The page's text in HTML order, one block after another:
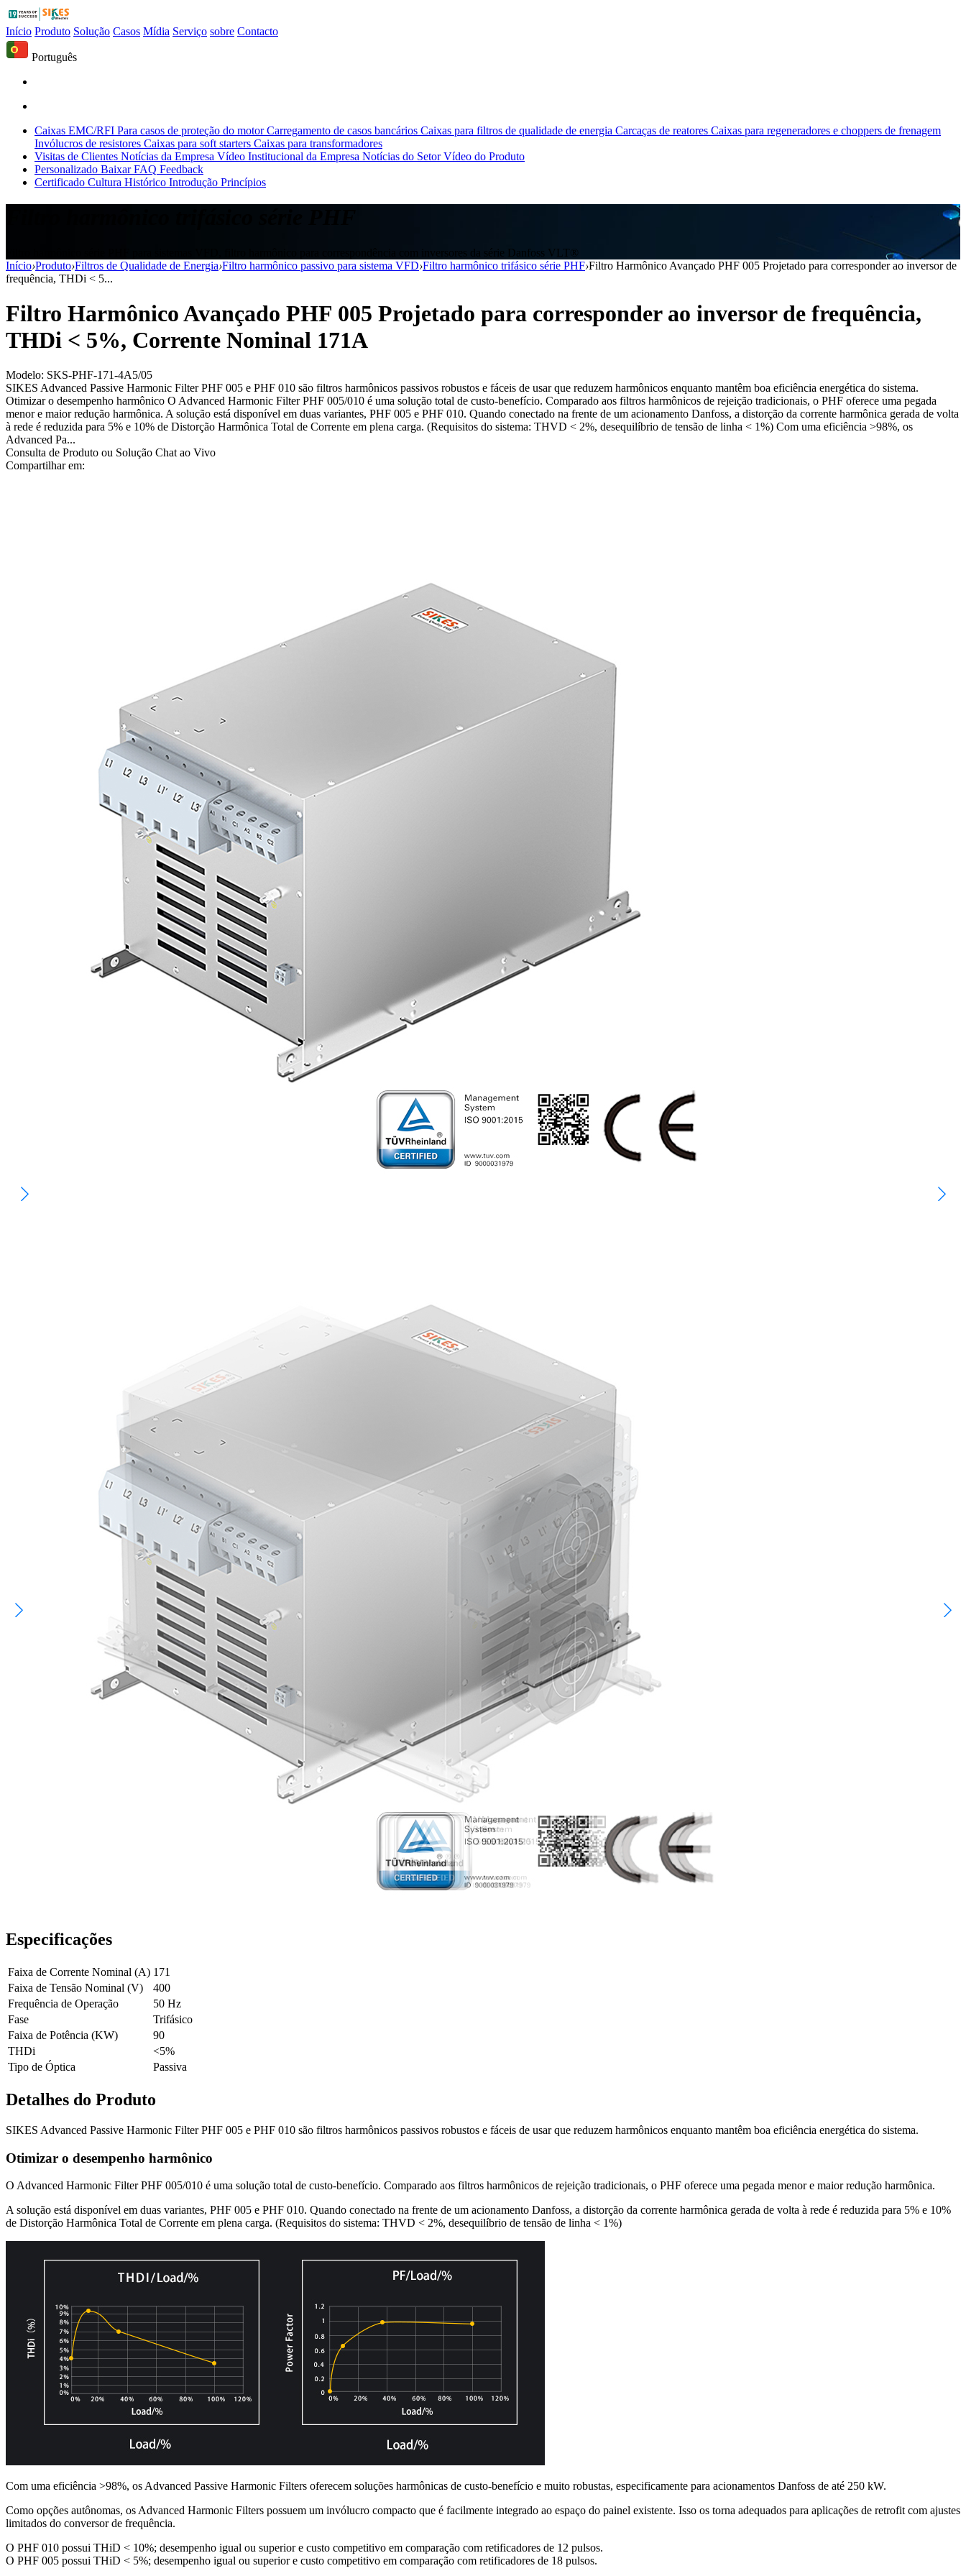
Início Produto Solução Casos Mídia Serviço sobre Contacto
Português
Caixas EMC/RFI Para casos de proteção do motor Carregamento de casos bancários Caixas para filtros de qualidade de energia Carcaças de reatores Caixas para regeneradores e choppers de frenagem
Invólucros de resistores Caixas para soft starters Caixas para transformadores
Visitas de Clientes Notícias da Empresa Vídeo Institucional da Empresa Notícias do Setor Vídeo do Produto
Personalizado Baixar FAQ Feedback
Certificado Cultura Histórico Introdução Princípios
Filtro harmônico série PHF para sistemas VFD, filtro harmônico para correspondência com inversores da série Danfoss VLT®
Início›Produto›Filtros de Qualidade de Energia›Filtro harmônico passivo para sistema VFD›Filtro harmônico trifásico série PHF›Filtro Harmônico Avançado PHF 005 Projetado para corresponder ao inversor de
frequência, THDi < 5...
Filtro Harmônico Avançado PHF 005 Projetado para corresponder ao inversor de frequência,
THDi < 5%, Corrente Nominal 171A
Modelo: SKS-PHF-171-4A5/05
SIKES Advanced Passive Harmonic Filter PHF 005 e PHF 010 são filtros harmônicos passivos robustos e fáceis de usar que reduzem harmônicos enquanto mantêm boa eficiência energética do sistema.
Otimizar o desempenho harmônico O Advanced Harmonic Filter PHF 005/010 é uma solução total de custo-benefício. Comparado aos filtros harmônicos de rejeição tradicionais, o PHF oferece uma pegada
menor e maior redução harmônica. A solução está disponível em duas variantes, PHF 005 e PHF 010. Quando conectado na frente de um acionamento Danfoss, a distorção da corrente harmônica gerada de volta
à rede é reduzida para 5% e 10% de Distorção Harmônica Total de Corrente em plena carga. (Requisitos do sistema: THVD < 2%, desequilíbrio de tensão de linha < 1%) Com uma eficiência >98%, os
Advanced Pa...
Consulta de Produto ou Solução Chat ao Vivo
Compartilhar em:
Especificações
Faixa de Corrente Nominal (A) 171
Faixa de Tensão Nominal (V)
400
Frequência de Operação
50 Hz
Fase
Trifásico
Faixa de Potência (KW)
90
THDi
<5%
Tipo de Óptica
Passiva
Detalhes do Produto
SIKES Advanced Passive Harmonic Filter PHF 005 e PHF 010 são filtros harmônicos passivos robustos e fáceis de usar que reduzem harmônicos enquanto mantêm boa eficiência energética do sistema.
Otimizar o desempenho harmônico
O Advanced Harmonic Filter PHF 005/010 é uma solução total de custo-benefício. Comparado aos filtros harmônicos de rejeição tradicionais, o PHF oferece uma pegada menor e maior redução harmônica.
A solução está disponível em duas variantes, PHF 005 e PHF 010. Quando conectado na frente de um acionamento Danfoss, a distorção da corrente harmônica gerada de volta à rede é reduzida para 5% e 10%
de Distorção Harmônica Total de Corrente em plena carga. (Requisitos do sistema: THVD < 2%, desequilíbrio de tensão de linha < 1%)
Com uma eficiência >98%, os Advanced Passive Harmonic Filters oferecem soluções harmônicas de custo-benefício e muito robustas, especificamente para acionamentos Danfoss de até 250 kW.
Como opções autônomas, os Advanced Harmonic Filters possuem um invólucro compacto que é facilmente integrado ao espaço do painel existente. Isso os torna adequados para aplicações de retrofit com ajustes
limitados do conversor de frequência.
O PHF 010 possui THiD < 10%; desempenho igual ou superior e custo competitivo em comparação com retificadores de 12 pulsos.
O PHF 005 possui THiD < 5%; desempenho igual ou superior e custo competitivo em comparação com retificadores de 18 pulsos.